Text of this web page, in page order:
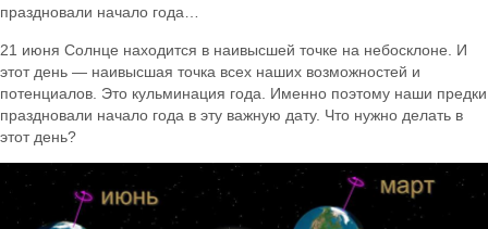
праздновали начало года…
21 июня Солнце находится в наивысшей точке на небосклоне. И
этот день — наивысшая точка всех наших возможностей и
потенциалов. Это кульминация года. Именно поэтому наши предки
праздновали начало года в эту важную дату. Что нужно делать в
этот день?